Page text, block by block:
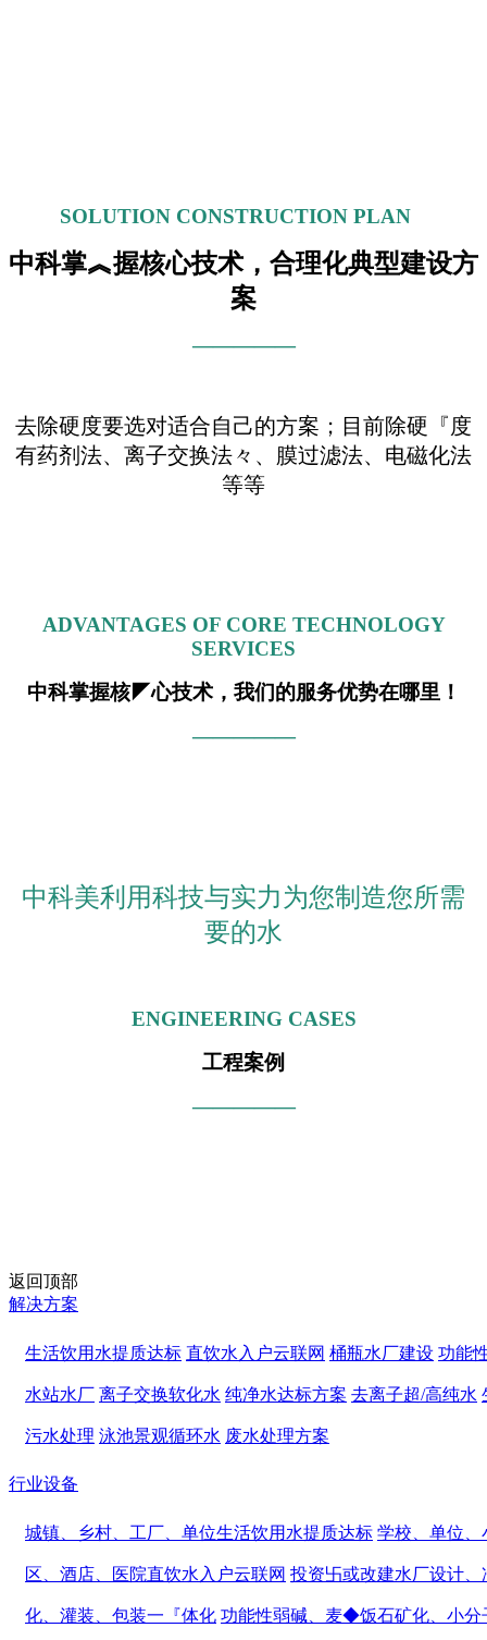
SOLUTION CONSTRUCTION PLAN
中科掌︽握核心技术，合理化典型建设方
案
—————
去除硬度要选对适合自己的方案；目前除硬『度
有药剂法、离子交换法々、膜过滤法、电磁化法
等等
ADVANTAGES OF CORE TECHNOLOGY
SERVICES
中科掌握核◤心技术，我们的服务优势在哪里！
—————
中科美利用科技与实力为您制造您所需
要的水
ENGINEERING CASES
工程案例
—————
返回顶部
解决方案
生活饮用水提质达标 直饮水入户云联网 桶瓶水厂建设 功能
水站水厂 离子交换软化水 纯净水达标方案 去离子超/高纯水
污水处理 泳池景观循环水 废水处理方案
行业设备
城镇、乡村、工厂、单位生活饮用水提质达标 学校、单位、
区、酒店、医院直饮水入户云联网 投资卐或改建水厂设计、
化、灌装、包装一『体化 功能性弱碱、麦◆饭石矿化、小分